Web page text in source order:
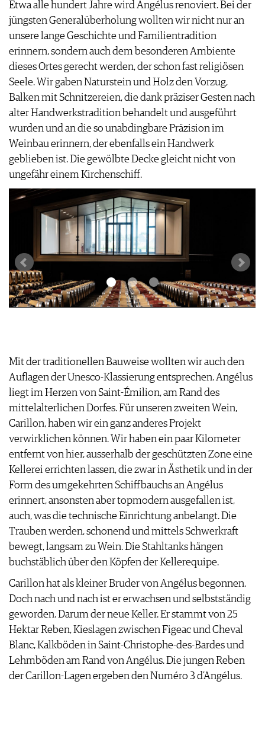
Etwa alle hundert Jahre wird Angélus renoviert. Bei der
jüngsten Generalüberholung wollten wir nicht nur an
unsere lange Geschichte und Familientradition
erinnern, sondern auch dem besonderen Ambiente
dieses Ortes gerecht werden, der schon fast religiösen
Seele. Wir gaben Naturstein und Holz den Vorzug,
Balken mit Schnitzereien, die dank präziser Gesten nach
alter Handwerkstradition behandelt und ausgeführt
wurden und an die so unabdingbare Präzision im
Weinbau erinnern, der ebenfalls ein Handwerk
geblieben ist. Die gewölbte Decke gleicht nicht von
ungefähr einem Kirchenschiff.
Mit der traditionellen Bauweise wollten wir auch den
Auflagen der Unesco-Klassierung entsprechen. Angélus
liegt im Herzen von Saint-Émilion, am Rand des
mittelalterlichen Dorfes. Für unseren zweiten Wein,
Carillon, haben wir ein ganz anderes Projekt
verwirklichen können. Wir haben ein paar Kilometer
entfernt von hier, ausserhalb der geschützten Zone eine
Kellerei errichten lassen, die zwar in Ästhetik und in der
Form des umgekehrten Schiffbauchs an Angélus
erinnert, ansonsten aber topmodern ausgefallen ist,
auch, was die technische Einrichtung anbelangt. Die
Trauben werden, schonend und mittels Schwerkraft
bewegt, langsam zu Wein. Die Stahltanks hängen
buchstäblich über den Köpfen der Kellerequipe.
Carillon hat als kleiner Bruder von Angélus begonnen.
Doch nach und nach ist er erwachsen und selbstständig
geworden. Darum der neue Keller. Er stammt von 25
Hektar Reben, Kieslagen zwischen Figeac und Cheval
Blanc, Kalkböden in Saint-Christophe-des-Bardes und
Lehmböden am Rand von Angélus. Die jungen Reben
der Carillon-Lagen ergeben den Numéro 3 d’Angélus.